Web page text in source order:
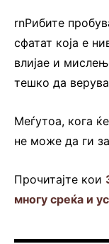
rnРибите
сфатат која е
влијае и
тешко да
Меѓутоа, кога
не може да ги
Прочитајте кои
многу среќа и